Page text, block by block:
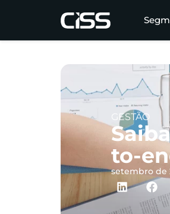
GESTÃO
to-
setembro de